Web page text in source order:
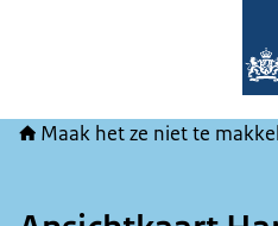
Maak het ze niet te